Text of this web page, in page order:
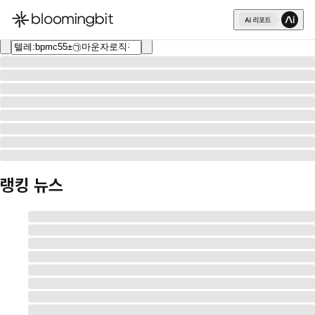
한국어
English
日本語
랭킹 뉴스